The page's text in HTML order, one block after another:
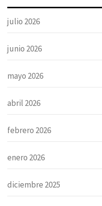
julio 2026
junio 2026
mayo 2026
abril 2026
febrero 2026
enero 2026
diciembre 2025